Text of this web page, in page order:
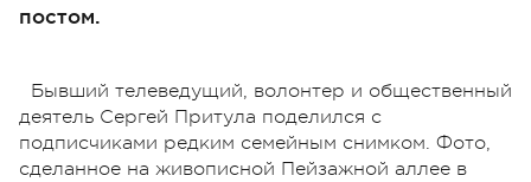
постом.
Бывший телеведущий, волонтер и общественный
деятель Сергей Притула поделился с
подписчиками редким семейным снимком. Фото,
сделанное на живописной Пейзажной аллее в